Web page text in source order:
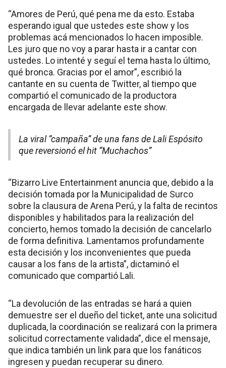
“Amores de Perú, qué pena me da esto. Estaba
esperando igual que ustedes este show y los
problemas acá mencionados lo hacen imposible.
Les juro que no voy a parar hasta ir a cantar con
ustedes. Lo intenté y seguí el tema hasta lo último,
qué bronca. Gracias por el amor”, escribió la
cantante en su cuenta de Twitter, al tiempo que
compartió el comunicado de la productora
encargada de llevar adelante este show.
La viral “campaña” de una fans de Lali Espósito
que reversionó el hit “Muchachos”
“Bizarro Live Entertainment anuncia que, debido a la
decisión tomada por la Municipalidad de Surco
sobre la clausura de Arena Perú, y la falta de recintos
disponibles y habilitados para la realización del
concierto, hemos tomado la decisión de cancelarlo
de forma definitiva. Lamentamos profundamente
esta decisión y los inconvenientes que pueda
causar a los fans de la artista”, dictaminó el
comunicado que compartió Lali.
“La devolución de las entradas se hará a quien
demuestre ser el dueño del ticket, ante una solicitud
duplicada, la coordinación se realizará con la primera
solicitud correctamente validada”, dice el mensaje,
que indica también un link para que los fanáticos
ingresen y puedan recuperar su dinero.